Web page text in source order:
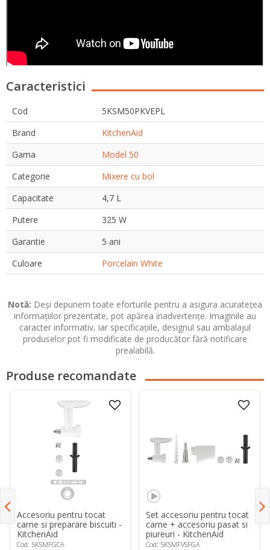
Caracteristici
Cod
5KSM50PKVEPL
Brand
KitchenAid
Gama
Model 50
Categorie
Mixere cu bol
Capacitate
4,7 L
Putere
325 W
Garantie
5 ani
Culoare
Porcelain White
Notă: Deși depunem toate eforturile pentru a asigura acuratețea
informațiilor prezentate, pot apărea inadvertențe. Imaginile au
caracter informativ, iar specificațiile, designul sau ambalajul
produselor pot fi modificate de producător fără notificare
prealabilă.
Produse recomandate
Accesoriu pentru tocat
carne si preparare biscuiti -
KitchenAid
Cod: 5KSMFGCA
Set accesoriu pentru tocat
carne + accesoriu pasat si
piureuri - KitchenAid
Cod: 5KSMFVSFGA